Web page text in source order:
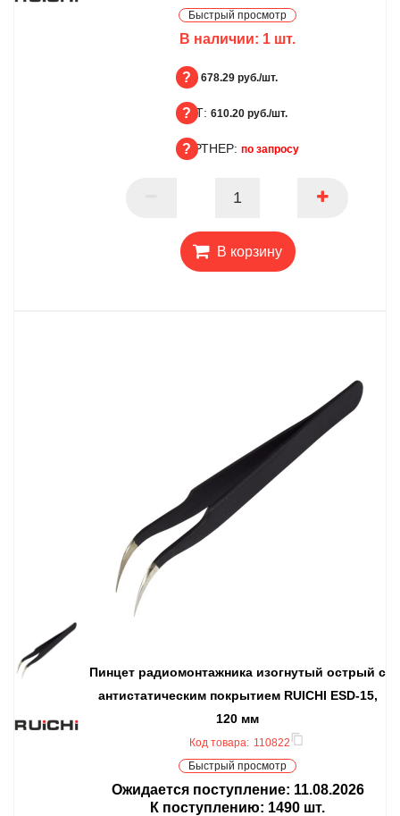
Быстрый просмотр
В наличии: 1 шт.
БЦ: 678.29 руб./шт.
ОПТ: 610.20 руб./шт.
ПАРТНЕР: по запросу
В корзину
Пинцет радиомонтажника изогнутый острый с
антистатическим покрытием RUICHI ESD-15,
120 мм
Код товара: 110822
Быстрый просмотр
Ожидается поступление: 11.08.2026
К поступлению: 1490 шт.